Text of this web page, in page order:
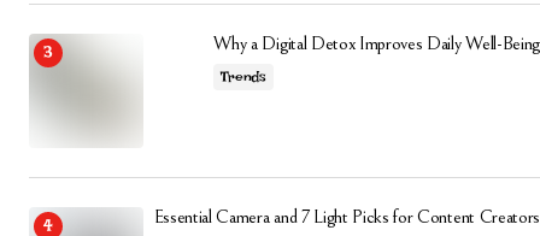
Why a Digital Detox Improves Daily Well-Being
Trends
Essential Camera and 7 Light Picks for Content Creators